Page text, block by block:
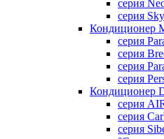
серия
серия
Кондиционер
серия
серия
серия
серия
Кондиционер
серия
серия
серия